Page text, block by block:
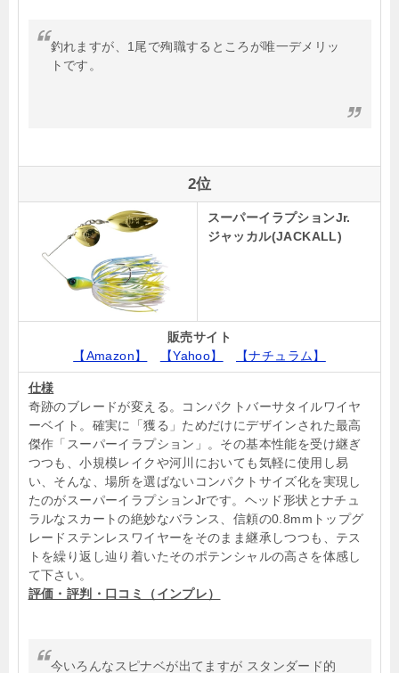
釣れますが、1尾で殉職するところが唯一デメリッ
トです。
2位
スーパーイラプションJr.
ジャッカル(JACKALL)
販売サイト
【Amazon】
【Yahoo】 【ナチュラム】
仕様
奇跡のブレードが変える。コンパクトバーサタイルワイヤ
ーベイト。確実に「獲る」ためだけにデザインされた最高
傑作「スーパーイラプション」。その基本性能を受け継ぎ
つつも、小規模レイクや河川においても気軽に使用し易
い、そんな、場所を選ばないコンパクトサイズ化を実現し
たのがスーパーイラプションJrです。ヘッド形状とナチュ
ラルなスカートの絶妙なバランス、信頼の0.8mmトップグ
レードステンレスワイヤーをそのまま継承しつつも、テス
トを繰り返し辿り着いたそのポテンシャルの高さを体感し
て下さい。
評価・評判・口コミ（インプレ）
今いろんなスピナベが出てますが スタンダード的